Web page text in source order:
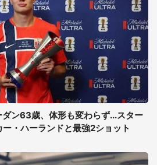
ン63歳、体形も変わらず...スター
・ハーランドと最強2ショット